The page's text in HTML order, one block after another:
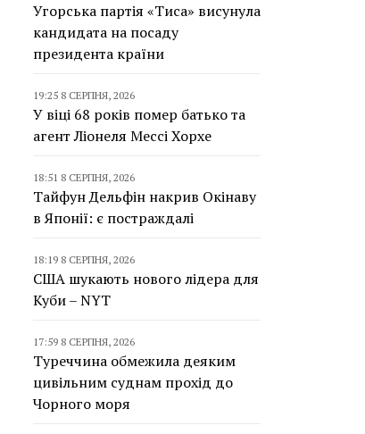
Угорська партія «Тиса» висунула
кандидата на посаду
президента країни
19:25 8 СЕРПНЯ, 2026
У віці 68 років помер батько та
агент Ліонеля Мессі Хорхе
18:51 8 СЕРПНЯ, 2026
Тайфун Дельфін накрив Окінаву
в Японії: є постраждалі
18:19 8 СЕРПНЯ, 2026
США шукають нового лідера для
Куби – NYT
17:59 8 СЕРПНЯ, 2026
Туреччина обмежила деяким
цивільним суднам прохід до
Чорного моря